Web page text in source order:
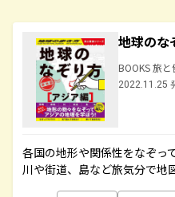
地球の
BOOKS 旅と
2022.11.25
各国の地形や関係性をなぞっ
川や街道、島など旅気分で地